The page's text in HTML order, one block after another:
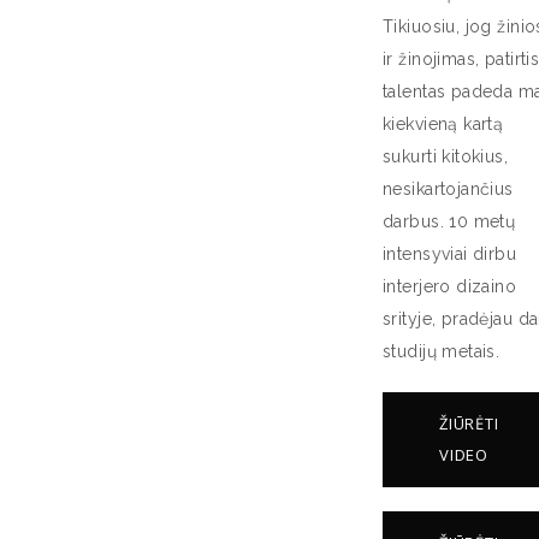
Tikiuosiu, jog
ir žinojimas,
talentas padeda
kiekvieną kartą
sukurti kitokius,
nesikartojančius
darbus. 10 metų
intensyviai dirbu
interjero dizaino
srityje, pradėjau
studijų metais.
ŽIŪRĖTI
VIDEO